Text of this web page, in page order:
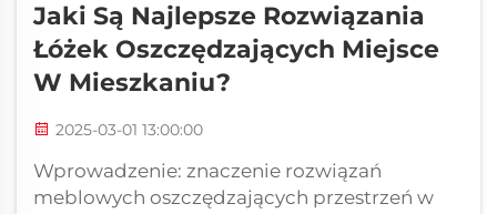
Jaki Są Najlepsze Rozwiązania
Łóżek Oszczędzających Miejsce
W Mieszkaniu?
2025-03-01 13:00:00
Wprowadzenie: znaczenie rozwiązań
meblowych oszczędzających przestrzeń w